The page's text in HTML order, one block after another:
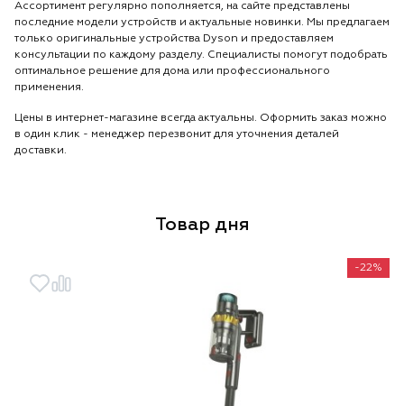
Ассортимент регулярно пополняется, на сайте представлены
последние модели устройств и актуальные новинки. Мы предлагаем
только оригинальные устройства Dyson и предоставляем
консультации по каждому разделу. Специалисты помогут подобрать
оптимальное решение для дома или профессионального
применения.
Цены в интернет-магазине всегда актуальны. Оформить заказ можно
в один клик - менеджер перезвонит для уточнения деталей
доставки.
Товар дня
-22%